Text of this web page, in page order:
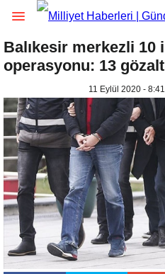
Balıkesir merkezli 10
operasyonu: 13
11 Eylül 2020 -